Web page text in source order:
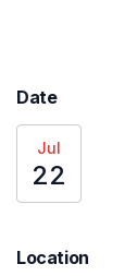
Date
Jul
22
Location